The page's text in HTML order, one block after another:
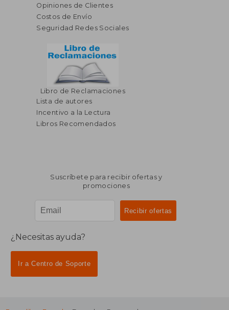
Opiniones de Clientes
Costos de Envío
Seguridad Redes Sociales
Libro de Reclamaciones
Lista de autores
Incentivo a la Lectura
Libros Recomendados
Suscríbete para recibir ofertas y
promociones
¿Necesitas ayuda?
Ir a Centro de Soporte